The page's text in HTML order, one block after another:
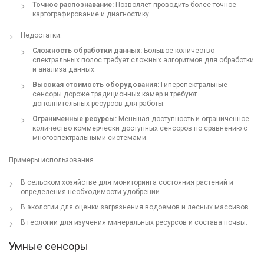
Точное распознавание: Позволяет проводить более точное
картографирование и диагностику.
Недостатки:
Сложность обработки данных: Большое количество
спектральных полос требует сложных алгоритмов для обработки
и анализа данных.
Высокая стоимость оборудования: Гиперспектральные
сенсоры дороже традиционных камер и требуют
дополнительных ресурсов для работы.
Ограниченные ресурсы: Меньшая доступность и ограниченное
количество коммерчески доступных сенсоров по сравнению с
многоспектральными системами.
Примеры использования
В сельском хозяйстве для мониторинга состояния растений и
определения необходимости удобрений.
В экологии для оценки загрязнения водоемов и лесных массивов.
В геологии для изучения минеральных ресурсов и состава почвы.
Умные сенсоры